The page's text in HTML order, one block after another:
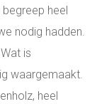
begreep heel
nodig hadden.
is
waargemaakt.
heel